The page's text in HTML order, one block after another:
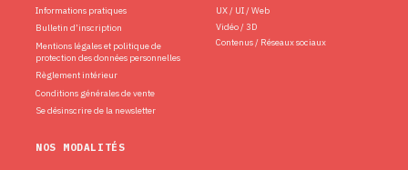
Informations pratiques
Bulletin d’inscription
Mentions légales et politique de
protection des données personnelles
Règlement intérieur
Conditions générales de vente
Se désinscrire de la newsletter
UX / UI / Web
Vidéo / 3D
Contenus / Réseaux sociaux
NOS MODALITÉS